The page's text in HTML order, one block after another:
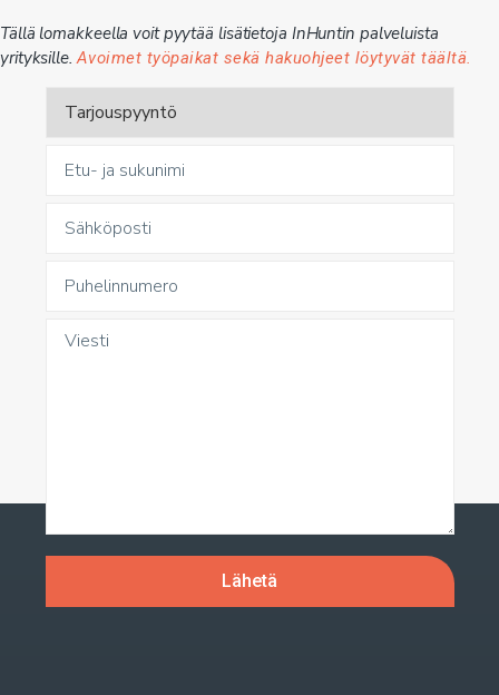
Tällä lomakkeella voit pyytää lisätietoja InHuntin palveluista
yrityksille.Avoimet työpaikat sekä hakuohjeet löytyvät täältä.